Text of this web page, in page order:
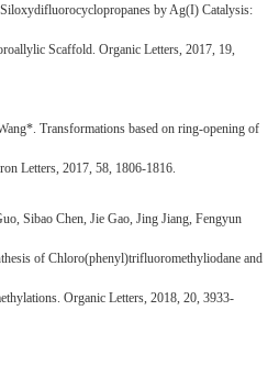
by Ag(I) Catalysis:
Scaffold. Organic Letters, 2017, 19,
Transformations based on ring-opening of
Letters, 2017, 58, 1806-1816.
Sibao Chen, Jie Gao, Jing Jiang, Fengyun
of Chloro(phenyl)trifluoromethyliodane and
Organic Letters , 2018, 20, 3933-